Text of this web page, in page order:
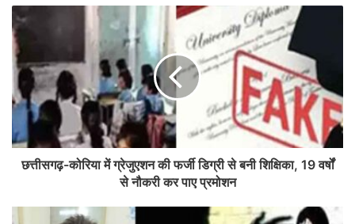
छत्तीसगढ़-कोरिया में ग्रेजुएशन की फर्जी डिग्री से बनी शिक्षिका, 19 वर्षों
से नौकरी कर पाए प्रमोशन